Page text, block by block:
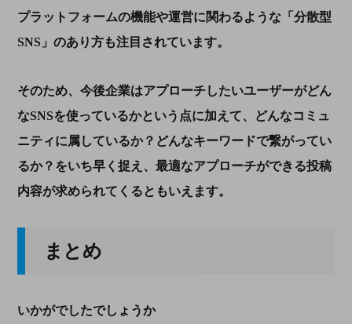
プラットフォームの機能や運営に関わるような「分散型
SNS」のあり方も注目されています。
そのため、今後企業はアプローチしたいユーザーがどん
なSNSを使っているかという点に加えて、どんなコミュ
ニティに属しているか？どんなキーワードで繋がってい
るか？をいち早く捉え、最適なアプローチができる投稿
内容が求められてくるともいえます。
まとめ
いかがでしたでしょうか